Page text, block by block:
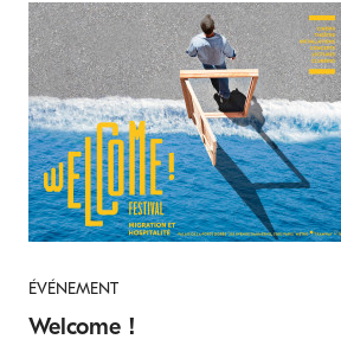
ÉVÉNEMENT
Welcome !